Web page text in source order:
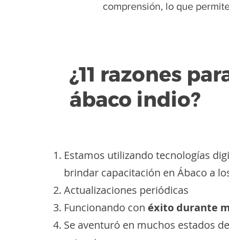
comprensión, lo que
¿11 razones
ábaco indio?
Estamos utilizando tecnologías
brindar capacitación en Ábaco a
Actualizaciones periódicas
Funcionando con éxito durante
Se aventuró en muchos estados